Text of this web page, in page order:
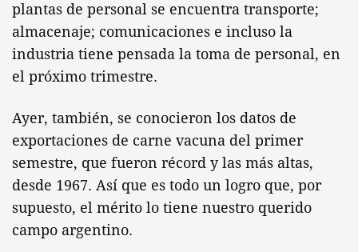
plantas de personal se encuentra transporte;
almacenaje; comunicaciones e incluso la
industria tiene pensada la toma de personal, en
el próximo trimestre.
Ayer, también, se conocieron los datos de
exportaciones de carne vacuna del primer
semestre, que fueron récord y las más altas,
desde 1967. Así que es todo un logro que, por
supuesto, el mérito lo tiene nuestro querido
campo argentino.